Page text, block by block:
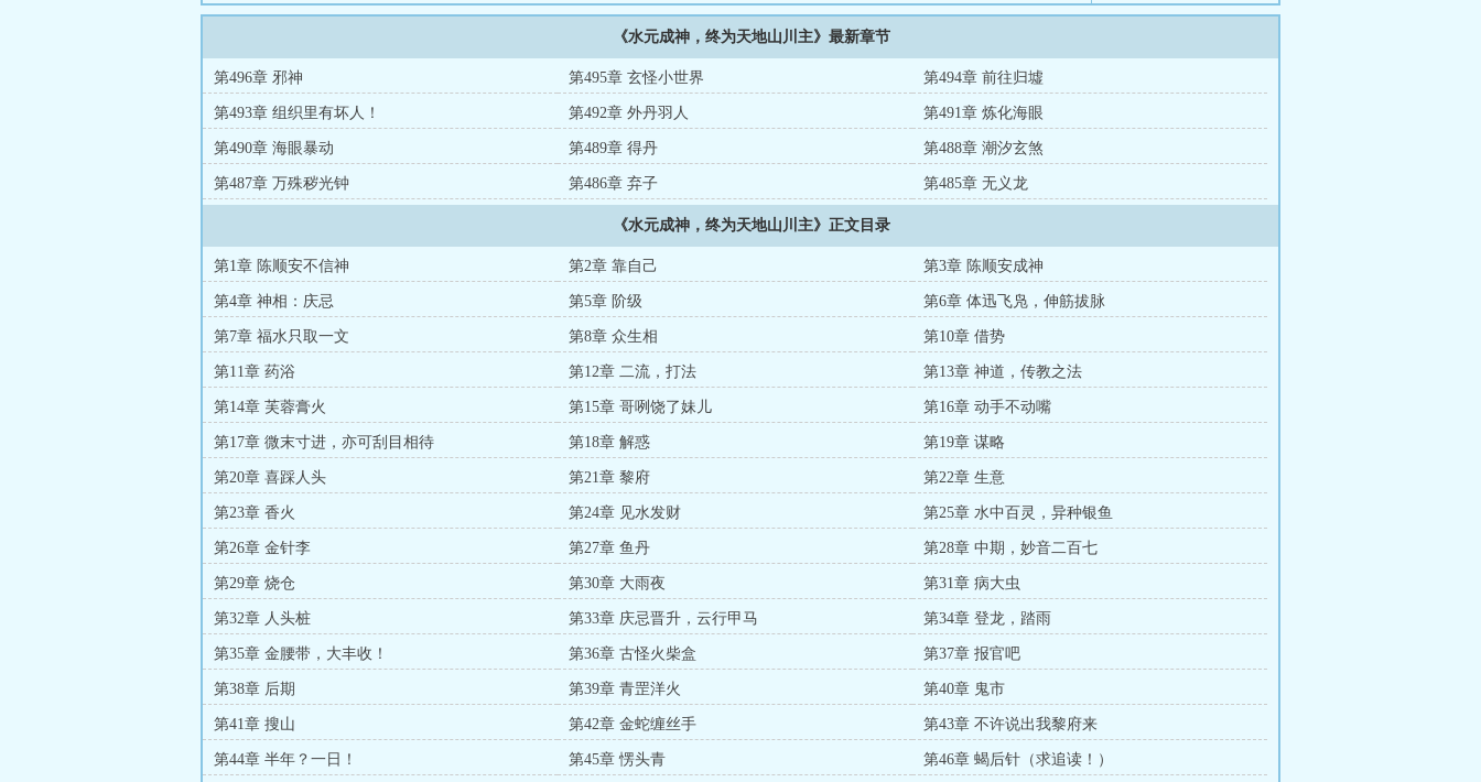
祚难久，时值王朝运终，末法乱世，妖异频发。外有诸教携新式道统叩门，走私芙蓉香；内有会党
聚众联盟，颠覆社稷。三千左道八百旁门上门一百零八，龙虎金丹，无上正觉八宗，出马顶神，文
武普庵……法脉复归。五十而知天命的陈顺安，穿越此界，奋斗大半生，也不过是京都井窝子一口
苦水井的挑水夫，偶得一卷【三元水官真灵宝诰】，掌天下之山川，封三元之水官。岁月轮转，一
切法皆如梦幻泡影。唯水运...
《水元成神，终为天地山川主》最新章节
第496章 邪神 第495章 玄怪小世界 第494章 前往归墟
第493章 组织里有坏人！ 第492章 外丹羽人 第491章 炼化海眼
第490章 海眼暴动 第489章 得丹 第488章 潮汐玄煞
第487章 万殊秽光钟 第486章 弃子 第485章 无义龙
《水元成神，终为天地山川主》正文目录
第1章 陈顺安不信神 第2章 靠自己 第3章 陈顺安成神
第4章 神相：庆忌 第5章 阶级 第6章 体迅飞凫，伸筋拔脉
第7章 福水只取一文 第8章 众生相 第10章 借势
第11章 药浴 第12章 二流，打法 第13章 神道，传教之法
第14章 芙蓉膏火 第15章 哥咧饶了妹儿 第16章 动手不动嘴
第17章 微末寸进，亦可刮目相待 第18章 解惑 第19章 谋略
第20章 喜踩人头 第21章 黎府 第22章 生意
第23章 香火 第24章 见水发财 第25章 水中百灵，异种银鱼
第26章 金针李 第27章 鱼丹 第28章 中期，妙音二百七
第29章 烧仓 第30章 大雨夜 第31章 病大虫
第32章 人头桩 第33章 庆忌晋升，云行甲马 第34章 登龙，踏雨
第35章 金腰带，大丰收！ 第36章 古怪火柴盒 第37章 报官吧
第38章 后期 第39章 青罡洋火 第40章 鬼市
第41章 搜山 第42章 金蛇缠丝手 第43章 不许说出我黎府来
第44章 半年？一日！ 第45章 愣头青 第46章 蝎后针（求追读！）